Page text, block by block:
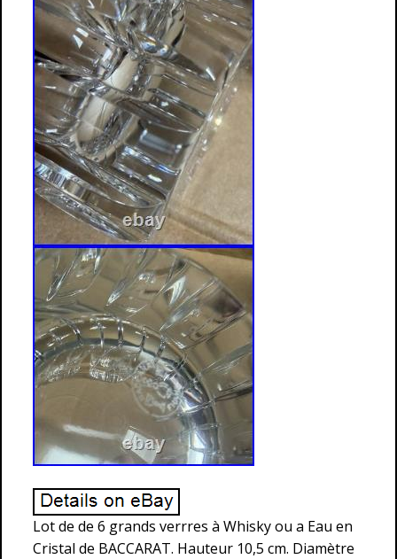
Lot de de 6 grands verrres à Whisky ou a Eau en
Cristal de BACCARAT. Hauteur 10,5 cm. Diamètre